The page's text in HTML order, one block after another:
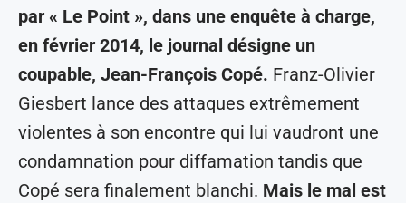
par « Le Point », dans une enquête à charge,
en février 2014, le journal désigne un
coupable, Jean-François Copé. Franz-Olivier
Giesbert lance des attaques extrêmement
violentes à son encontre qui lui vaudront une
condamnation pour diffamation tandis que
Copé sera finalement blanchi. Mais le mal est